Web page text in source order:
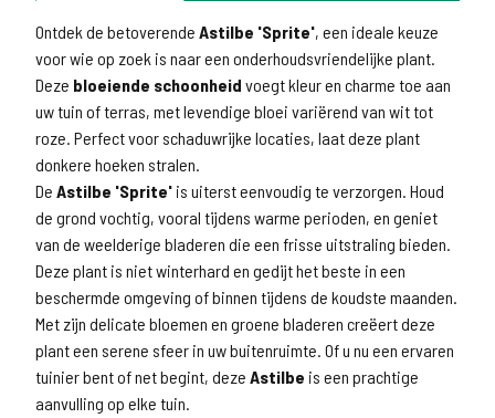
Ontdek de betoverende Astilbe 'Sprite', een ideale keuze
voor wie op zoek is naar een onderhoudsvriendelijke plant.
Deze bloeiende schoonheid voegt kleur en charme toe aan
uw tuin of terras, met levendige bloei variërend van wit tot
roze. Perfect voor schaduwrijke locaties, laat deze plant
donkere hoeken stralen.
De Astilbe 'Sprite' is uiterst eenvoudig te verzorgen. Houd
de grond vochtig, vooral tijdens warme perioden, en geniet
van de weelderige bladeren die een frisse uitstraling bieden.
Deze plant is niet winterhard en gedijt het beste in een
beschermde omgeving of binnen tijdens de koudste maanden.
Met zijn delicate bloemen en groene bladeren creëert deze
plant een serene sfeer in uw buitenruimte. Of u nu een ervaren
tuinier bent of net begint, deze Astilbe is een prachtige
aanvulling op elke tuin.